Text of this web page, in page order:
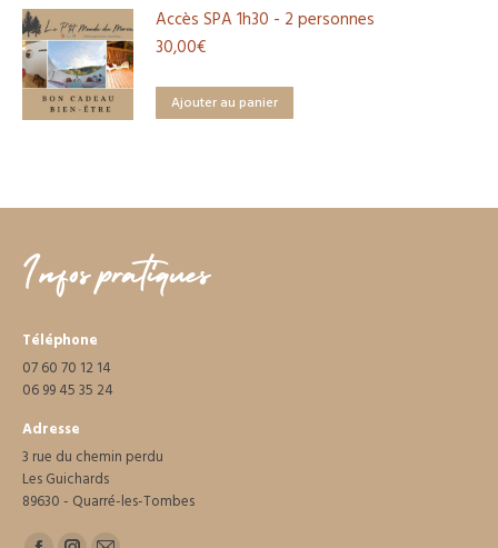
Accès SPA 1h30 - 2 personnes
30,00€
Ajouter au panier
Infos pratiques
Téléphone
07 60 70 12 14
06 99 45 35 24
Adresse
3 rue du chemin perdu
Les Guichards
89630 - Quarré-les-Tombes
Trouvez nous sur :